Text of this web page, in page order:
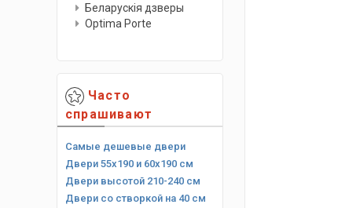
Беларускiя дзверы
Optima Porte
Часто
спрашивают
Самые дешевые двери
Двери 55х190 и 60х190 см
Двери высотой 210-240 см
Двери со створкой на 40 см